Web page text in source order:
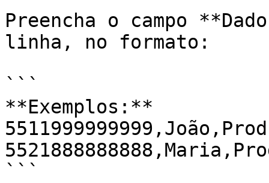
Preencha o campo
linha, no formato:
```
**Exemplos:**
```